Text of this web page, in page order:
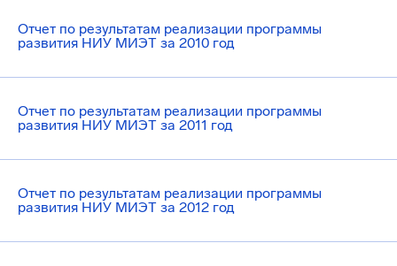
Отчет по результатам реализации программы
развития НИУ МИЭТ за 2010 год
Отчет по результатам реализации программы
развития НИУ МИЭТ за 2011 год
Отчет по результатам реализации программы
развития НИУ МИЭТ за 2012 год